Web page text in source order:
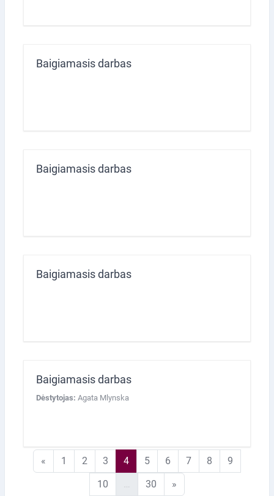
Baigiamasis darbas
Baigiamasis darbas
Baigiamasis darbas
Baigiamasis darbas
Dėstytojas: Agata Mlynska
« Ankstesnis puslapis
1 1 puslapis
2 2 puslapis
3 3 puslapis
44 puslapis
55 puslapis
6 6 puslapis
77 puslapis
8 8 puslapis
9
1010 puslapis
3030 puslapis
»Kitas puslapis